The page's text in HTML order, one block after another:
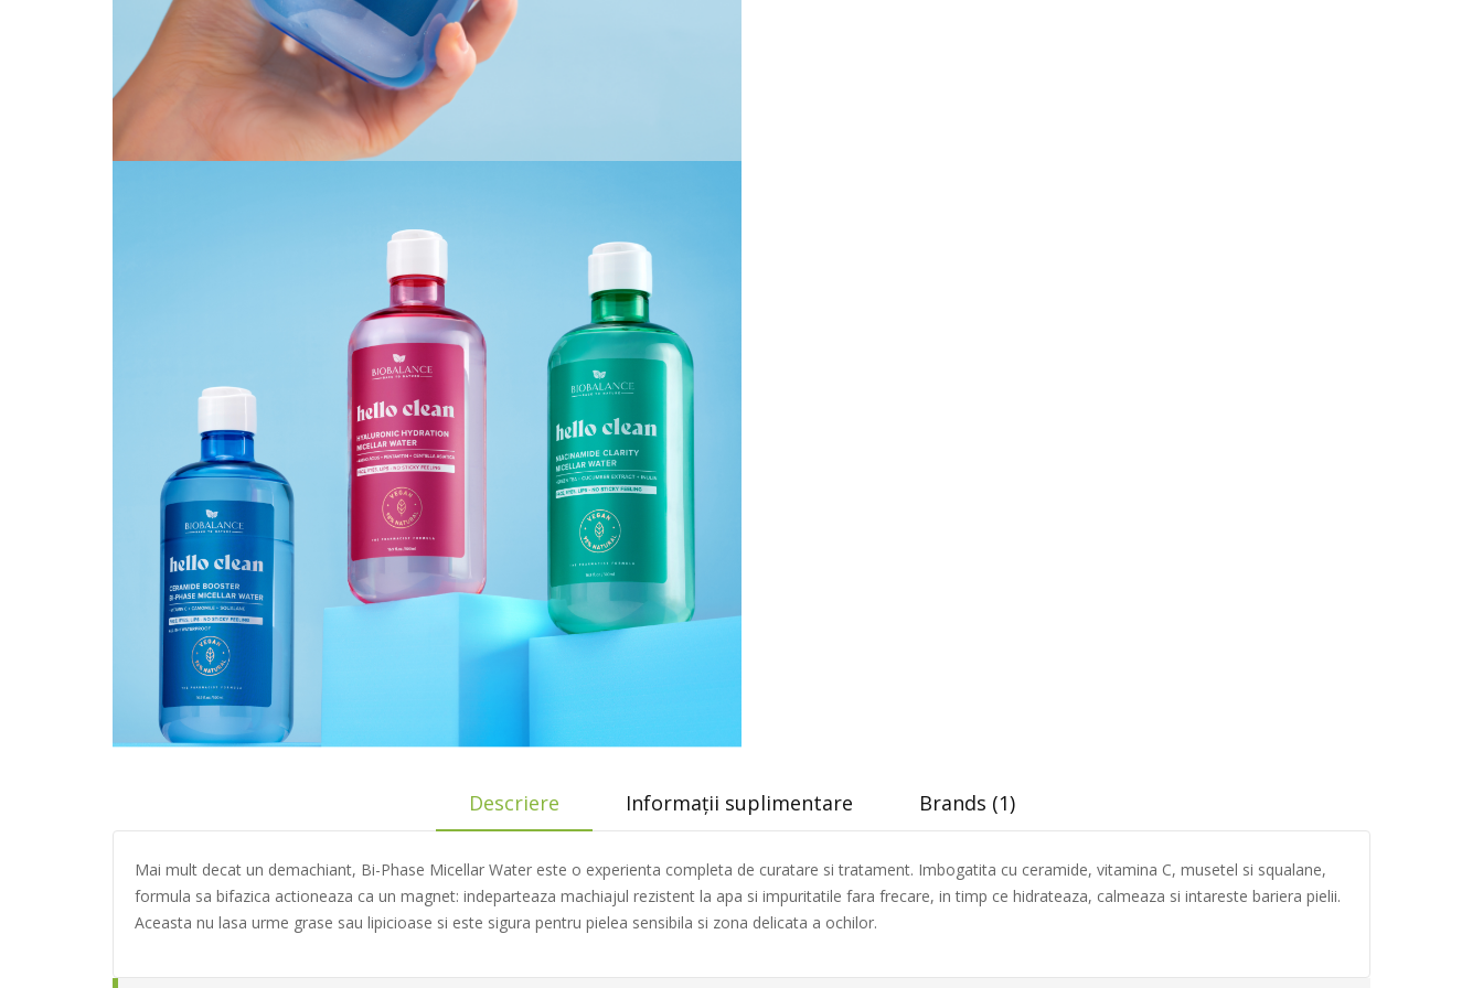
Descriere Informații suplimentare Brands (1)
Mai mult decat un demachiant, Bi-Phase Micellar Water este o experienta completa de curatare si tratament. Imbogatita cu ceramide, vitamina C, musetel si squalane,
formula sa bifazica actioneaza ca un magnet: indeparteaza machiajul rezistent la apa si impuritatile fara frecare, in timp ce hidrateaza, calmeaza si intareste bariera pielii.
Aceasta nu lasa urme grase sau lipicioase si este sigura pentru pielea sensibila si zona delicata a ochilor.